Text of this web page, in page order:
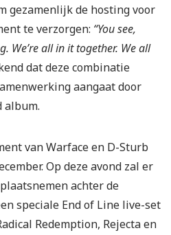
gezamenlijk de hosting voor
te verzorgen: “You see,
We’re all in it together. We all
dat deze combinatie
aangaat door
album.
van Warface en D-Sturb
Op deze avond zal er
achter de
speciale End of Line live-set
Redemption, Rejecta en